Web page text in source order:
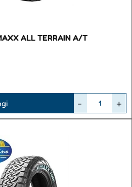
ALL TERRAIN A/T